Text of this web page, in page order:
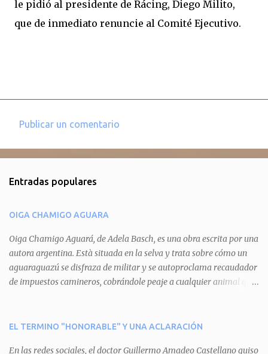
le pidió al presidente de Rácing, Diego Milito,
que de inmediato renuncie al Comité Ejecutivo.
e
t
a
r
i
o
Publicar un comentario
Entradas populares
OIGA CHAMIGO AGUARA
Oiga Chamigo Aguará, de Adela Basch, es una obra escrita por una
autora argentina. Està situada en la selva y trata sobre cómo un
aguaraguazú se disfraza de militar y se autoproclama recaudador
de impuestos camineros, cobrándole peaje a cualquier animal que
aguará le provoca. De igual manera pasa con Tatú, el armadillo.
EL TERMINO "HONORABLE" Y UNA ACLARACIÓN
En las redes sociales, el doctor Guillermo Amadeo Castellano quiso